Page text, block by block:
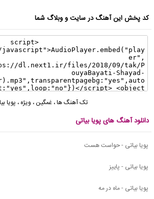
کد پخش این آهنگ در سایت و وبلاگ شما
تک آهنگ ها،غمگین ، ویژه ، پویا
دانلود آهنگ های پویا بیاتی
پویا بیاتی - حواست هست
پویا بیاتی - پاییز
پویا بیاتی - ماه در مه